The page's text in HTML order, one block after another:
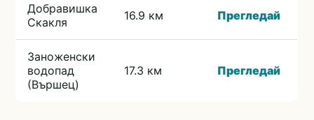
Добравишка
Скакля
16.9 км Прегледай
Заноженски
водопад
(Вършец)
17.3 км Прегледай